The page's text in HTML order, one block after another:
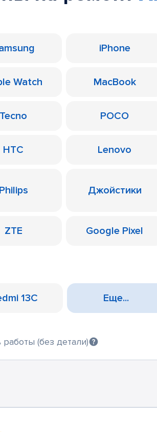
iPhone
Watch MacBook
Tecno POCO
HTC Lenovo
Philips Джойстики
ZTE Google Pixel
13C Еще...
(без детали)